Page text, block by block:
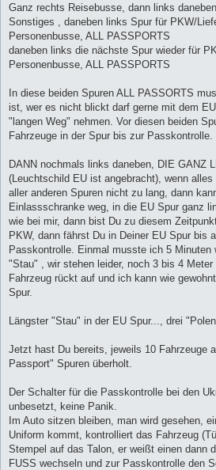
Ganz rechts Reisebusse, dann links
Sonstiges , daneben links Spur für PKW/
Personenbusse, ALL PASSPORTS
daneben links die nächste Spur wieder für
Personenbusse, ALL PASSPORTS
In diese beiden Spuren ALL PASSORTS
ist, wer es nicht blickt darf gerne mit dem
"langen Weg" nehmen. Vor diesen beiden
Fahrzeuge in der Spur bis zur Passkontrolle.
DANN nochmals links daneben, DIE GANZ
(Leuchtschild EU ist angebracht), wenn
aller anderen Spuren nicht zu lang, dann
Einlassschranke weg, in die EU Spur ganz
wie bei mir, dann bist Du zu diesem
PKW, dann fährst Du in Deiner EU Spur bis
Passkontrolle. Einmal musste ich 5 Minuten
"Stau" , wir stehen leider, noch 3 bis 4
Fahrzeug rückt auf und ich kann wie
Spur.
Längster "Stau" in der EU Spur..., drei
Jetzt hast Du bereits, jeweils 10 Fahrzeuge
Passport" Spuren überholt.
Der Schalter für die Passkontrolle bei den
unbesetzt, keine Panik.
Im Auto sitzen bleiben, man wird gesehen,
Uniform kommt, kontrolliert das Fahrzeug
Stempel auf das Talon, er weißt einen dann
FUSS wechseln und zur Passkontrolle den